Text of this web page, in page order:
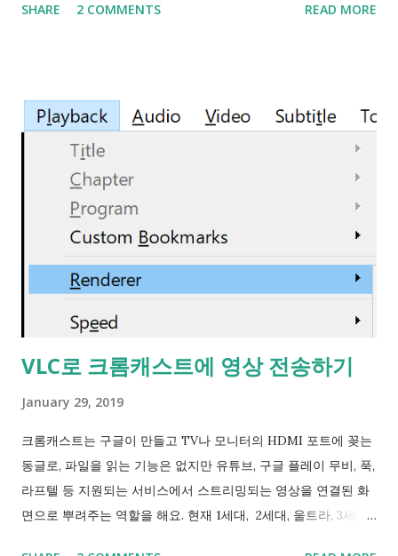
관리자 권한으로 아래의 명령을 쳐보세요 netsh wlan set
&인터넷 - 상태 - 어댑터 설정 변경 누르면 나오는 창에 '네트워
크 연결'의 이름입니다. 예> 로컬 영역 연결 하지만 이 방법은
Wi-Fi를 바꾸거나 끊어야할 때 다시 설정을 바꿔야한다는 것이
죠. 설정을 원래대로 돌릴 땐 netsh wlan set autoconfig
enabled= yes interface=" Wi-Fi " 입니다. no를 yes로 바꾸세
요. 실행직후 지금까지 연결되어있었던 Wi-Fi랑은 연결이 끊어
지며 Wi-Fi AP검색이 실행돼 다시 접속하게 됩니다. 출처 타래
https://mobile.twitter.com/LaruYan/status/1144792372481
363969 ------------------------------ 2019-07-07 그래서
랜카드별로 Roaming Sensitivity (로밍 민감성), Roaming
Mode 설정이 있는건데 이 서피스에는 관련 설정이 전혀 없네요.
(?) ...
SHARE 2 COMMENTS READ MORE
VLC로 크롬캐스트에 영상 전송하기
January 29, 2019
크롬캐스트는 구글이 만들고 TV나 모니터의 HDMI 포트에 꽂는
동글로, 파일을 읽는 기능은 없지만 유튜브, 구글 플레이 무비, 푹,
라프텔 등 지원되는 서비스에서 스트리밍되는 영상을 연결된 화
면으로 뿌려주는 역할을 해요. 현재 1세대, 2세대, 울트라, 3세대